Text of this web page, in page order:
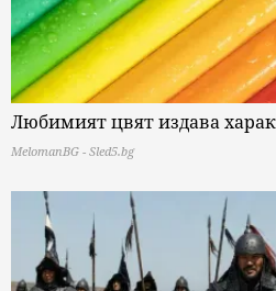
Любимият цвят издава
MelomanBG - Sled5.bg